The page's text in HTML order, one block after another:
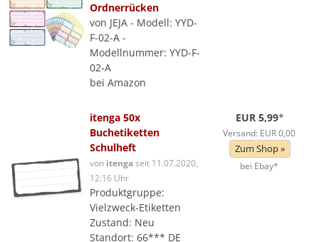
Ordnerrücken
von JEJA - Modell: YYD-
F-02-A -
Modellnummer: YYD-F-
02-A
bei Amazon
itenga 50x
Buchetiketten
Schulheft
von itengaseit 11.07.2020,
12:16 Uhr
Produktgruppe:
Vielzweck-Etiketten
Zustand: Neu
Standort: 66*** DE
EUR 5,99*
Versand: EUR 0,00
Zum Shop »
bei Ebay*